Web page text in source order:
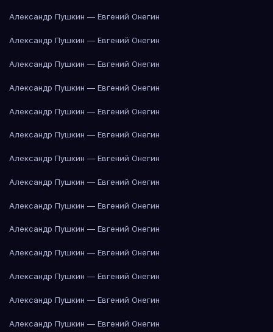
Александр Пушкин — Евгений Онегин
Александр Пушкин — Евгений Онегин
Александр Пушкин — Евгений Онегин
Александр Пушкин — Евгений Онегин
Александр Пушкин — Евгений Онегин
Александр Пушкин — Евгений Онегин
Александр Пушкин — Евгений Онегин
Александр Пушкин — Евгений Онегин
Александр Пушкин — Евгений Онегин
Александр Пушкин — Евгений Онегин
Александр Пушкин — Евгений Онегин
Александр Пушкин — Евгений Онегин
Александр Пушкин — Евгений Онегин
Александр Пушкин — Евгений Онегин